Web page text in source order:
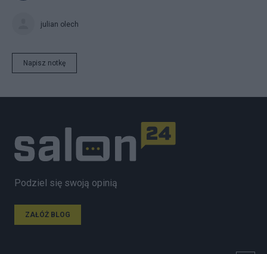
julian olech
Napisz notkę
Podziel się swoją opinią
ZAŁÓŻ BLOG